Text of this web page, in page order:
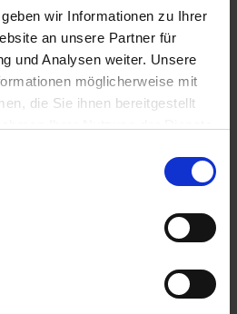
wir Informationen zu Ihrer
an unsere Partner für
und Analysen weiter. Unsere
möglicherweise mit
die Sie ihnen bereitgestellt
vorbehalten
unter Vorbehalt. Die